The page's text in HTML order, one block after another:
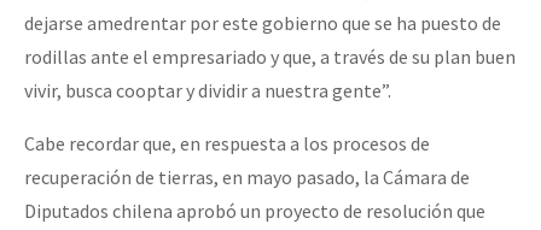
dejarse amedrentar por este gobierno que se ha puesto de
rodillas ante el empresariado y que, a través de su plan buen
vivir, busca cooptar y dividir a nuestra gente”.
Cabe recordar que, en respuesta a los procesos de
recuperación de tierras, en mayo pasado, la Cámara de
Diputados chilena aprobó un proyecto de resolución que